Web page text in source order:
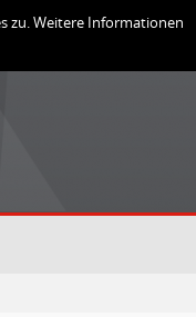
Links Login
zu. Weitere Informationen